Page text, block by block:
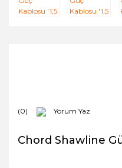
(0) Yorum Yaz
Chord Shawline